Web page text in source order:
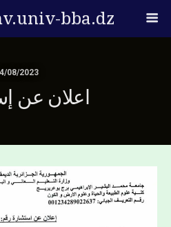
bba.dz/
08/2023
اعلان عن